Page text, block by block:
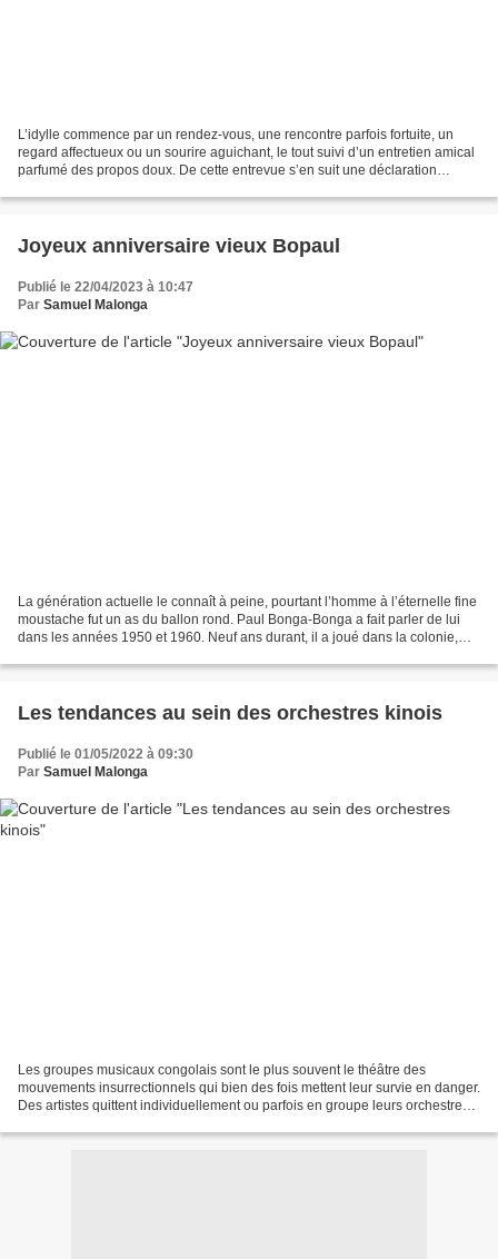
L’idylle commence par un rendez-vous, une rencontre parfois fortuite, un
regard affectueux ou un sourire aguichant, le tout suivi d’un entretien amical
parfumé des propos doux. De cette entrevue s’en suit une déclaration
Joyeux anniversaire vieux Bopaul
Publié le 22/04/2023 à 10:47
Par Samuel Malonga
La génération actuelle le connaît à peine, pourtant l’homme à l’éternelle fine
moustache fut un as du ballon rond. Paul Bonga-Bonga a fait parler de lui
dans les années 1950 et 1960. Neuf ans durant, il a joué dans la colonie,
Les tendances au sein des orchestres kinois
Publié le 01/05/2022 à 09:30
Par Samuel Malonga
Les groupes musicaux congolais sont le plus souvent le théâtre des
mouvements insurrectionnels qui bien des fois mettent leur survie en danger.
Des artistes quittent individuellement ou parfois en groupe leurs orchestres